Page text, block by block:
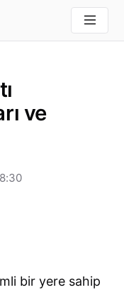
ve
bir yere sahip